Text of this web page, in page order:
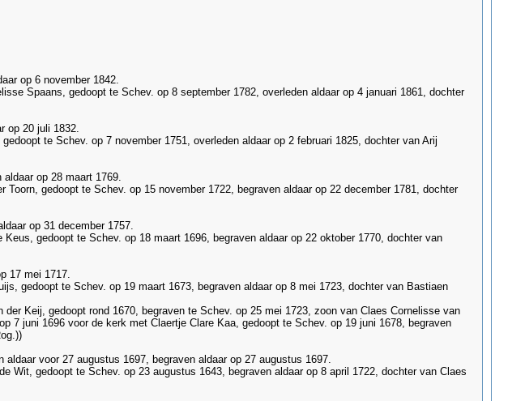
op 6 november 1842.
Spaans, gedoopt te Schev. op 8 september 1782, overleden aldaar op 4 januari 1861, dochter
op 20 juli 1832.
te Schev. op 7 november 1751, overleden aldaar op 2 februari 1825, dochter van Arij
op 28 maart 1769.
gedoopt te Schev. op 15 november 1722, begraven aldaar op 22 december 1781, dochter
op 31 december 1757.
gedoopt te Schev. op 18 maart 1696, begraven aldaar op 22 oktober 1770, dochter van
17 mei 1717.
gedoopt te Schev. op 19 maart 1673, begraven aldaar op 8 mei 1723, dochter van Bastiaen
Keij, gedoopt rond 1670, begraven te Schev. op 25 mei 1723, zoon van Claes Cornelisse van
7 juni 1696 voor de kerk met Claertje Clare Kaa, gedoopt te Schev. op 19 juni 1678, begraven
voor 27 augustus 1697, begraven aldaar op 27 augustus 1697.
Wit, gedoopt te Schev. op 23 augustus 1643, begraven aldaar op 8 april 1722, dochter van Claes